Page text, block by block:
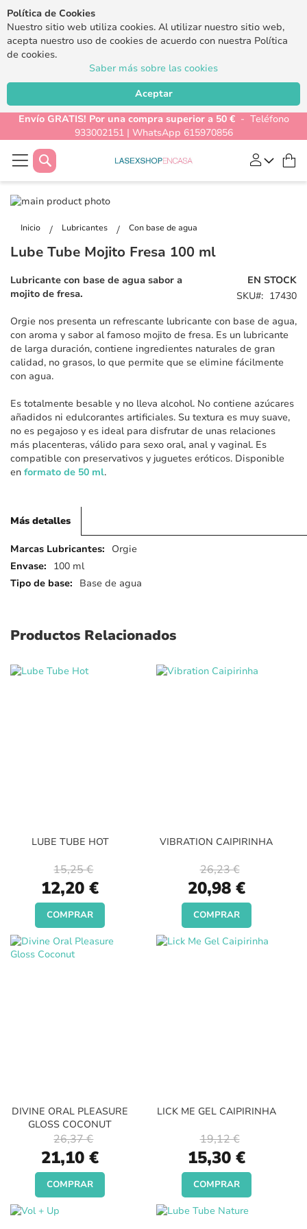
Política de Cookies
Nuestro sitio web utiliza cookies. Al utilizar nuestro sitio web,
acepta nuestro uso de cookies de acuerdo con nuestra Política
de cookies.
Saber más sobre las cookies
Aceptar
Envío GRATIS! Por una compra superior a 50 €- Teléfono
933002151 | WhatsApp 615970856
Buscar
Inicio Lubricantes Con base de agua
Saltar
final
la
de
imágenes
de
galería
de
Lube Tube Mojito Fresa 100 ml
EN STOCK
SKU
17430
Lubricante con base de agua sabor a
mojito de fresa.
Orgie nos presenta un refrescante lubricante con base de agua,
con aroma y sabor al famoso mojito de fresa. Es un lubricante
de larga duración, contiene ingredientes naturales de gran
calidad, no grasos, lo que permite que se elimine fácilmente
con agua.
Es totalmente besable y no lleva alcohol. No contiene azúcares
añadidos ni edulcorantes artificiales. Su textura es muy suave,
no es pegajoso y es ideal para disfrutar de unas relaciones
más placenteras, válido para sexo oral, anal y vaginal. Es
compatible con preservativos y juguetes eróticos. Disponible
en formato de 50 ml.
Más detalles
Más
detalles
Orgie
100 ml
Base de agua
Productos Relacionados
LUBE TUBE HOT
Special
Price
12,20 €
15,25 €
COMPRAR
VIBRATION CAIPIRINHA
Special
Price
20,98 €
26,23 €
COMPRAR
DIVINE ORAL PLEASURE
GLOSS COCONUT
Special
Price
21,10 €
26,37 €
COMPRAR
LICK ME GEL CAIPIRINHA
Special
Price
15,30 €
19,12 €
COMPRAR